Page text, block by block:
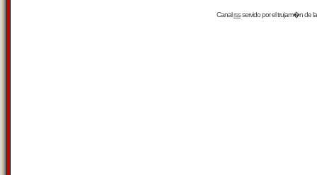
Canalrssservido por eltrujam�nde